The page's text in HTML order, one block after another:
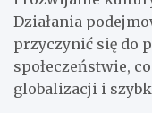
Działania
przyczynić się do
społeczeństwie,
globalizacji i